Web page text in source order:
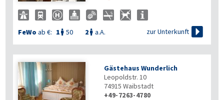
FeWo ab €: 1  50 2  a.A. zur Unterkunft 
Gästehaus Wunderlich
Leopoldstr. 10
74915 Waibstadt
+49-7263-4780